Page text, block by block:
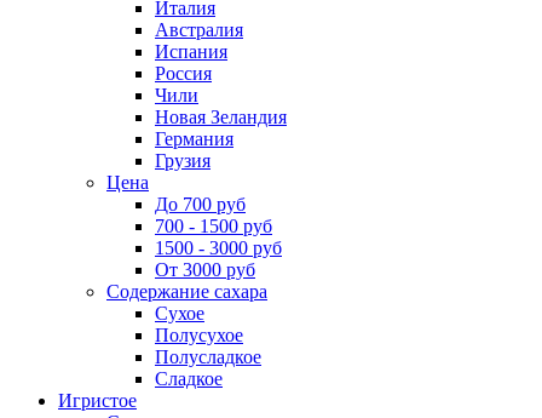
Италия
Австралия
Испания
Россия
Чили
Новая Зеландия
Германия
Грузия
Цена
До 700 руб
700 - 1500 руб
1500 - 3000 руб
От 3000 руб
Содержание сахара
Сухое
Полусухое
Полусладкое
Сладкое
Игристое